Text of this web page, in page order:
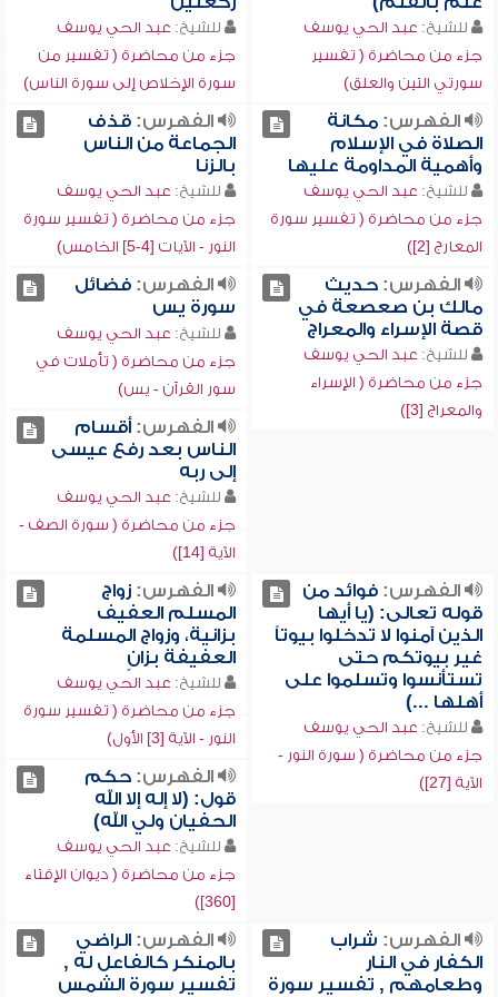
للشيخ: عبد الحي يوسف
جزء من محاضرة ( تفسير
سورتي التين والعلق)
للشيخ: عبد الحي يوسف
جزء من محاضرة ( تفسير من
سورة الإخلاص إلى سورة الناس)
الفهرس:مكانة
الصلاة في الإسلام
وأهمية المداومة عليها
للشيخ: عبد الحي يوسف
جزء من محاضرة ( تفسير سورة
المعارج [2])
الفهرس:قذف
الجماعة من الناس
بالزنا
للشيخ: عبد الحي يوسف
جزء من محاضرة ( تفسير سورة
النور - الآيات [4-5] الخامس)
الفهرس:حديث
مالك بن صعصعة في
قصة الإسراء والمعراج
للشيخ: عبد الحي يوسف
جزء من محاضرة ( الإسراء
والمعراج [3])
الفهرس:فضائل
سورة يس
للشيخ: عبد الحي يوسف
جزء من محاضرة ( تأملات في
سور القرآن - يس)
الفهرس:أقسام
الناس بعد رفع عيسى
إلى ربه
للشيخ: عبد الحي يوسف
جزء من محاضرة ( سورة الصف -
الآية [14])
الفهرس:فوائد من
قوله تعالى: (يا أيها
الذين آمنوا لا تدخلوا بيوتاً
غير بيوتكم حتى
تستأنسوا وتسلموا على
أهلها ...)
للشيخ: عبد الحي يوسف
جزء من محاضرة ( سورة النور -
الآية [27])
الفهرس:زواج
المسلم العفيف
بزانية، وزواج المسلمة
العفيفة بزانٍ
للشيخ: عبد الحي يوسف
جزء من محاضرة ( تفسير سورة
النور - الآية [3] الأول)
الفهرس:حكم
قول: (لا إله إلا الله
الحفيان ولي الله)
للشيخ: عبد الحي يوسف
جزء من محاضرة ( ديوان الإفتاء
[360])
الفهرس: شراب
الكفار في النار
وطعامهم , تفسير سورة
الفهرس:الراضي
بالمنكر كالفاعل له ,
تفسير سورة الشمس